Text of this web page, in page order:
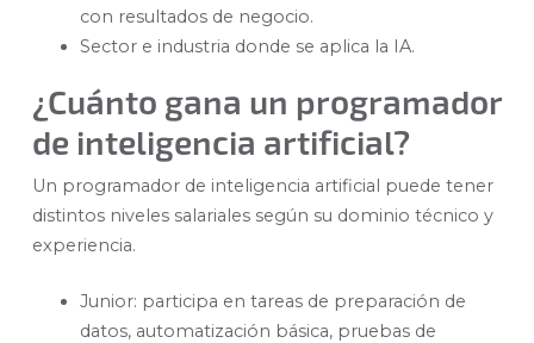
con resultados de negocio.
Sector e industria donde se aplica la IA.
¿Cuánto gana un programador
de inteligencia artificial?
Un programador de inteligencia artificial puede tener
distintos niveles salariales según su dominio técnico y
experiencia.
Junior: participa en tareas de preparación de
datos, automatización básica, pruebas de